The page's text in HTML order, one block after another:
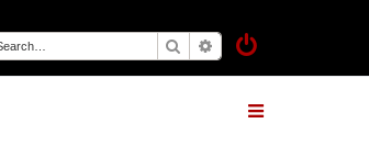
Search Advanced search